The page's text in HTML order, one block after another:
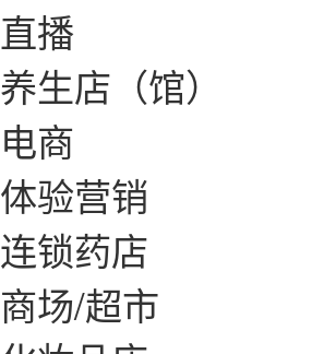
直播
养生店（馆）
电商
体验营销
连锁药店
商场/超市